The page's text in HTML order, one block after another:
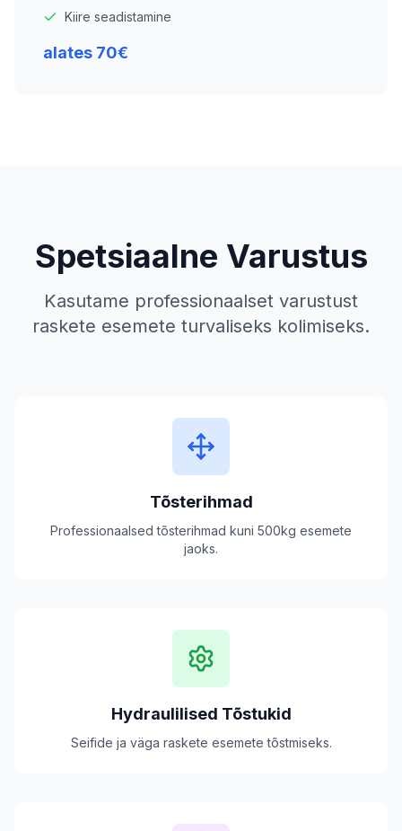
Kiire seadistamine
alates 70€
Spetsiaalne Varustus
Kasutame professionaalset varustust
raskete esemete turvaliseks kolimiseks.
Tõsterihmad
Professionaalsed tõsterihmad kuni 500kg esemete
jaoks.
Hydraulilised Tõstukid
Seifide ja väga raskete esemete tõstmiseks.